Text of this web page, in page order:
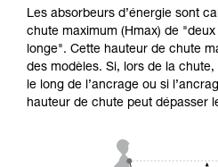
consulter. Vous devez
informations de la
pouvoir comprendre ce
d’informations.
Maîtriser ces
formation et un
de la reproduire en
Les absorbeurs d’énergie sont
chute maximum (Hmax) de
longe". Cette hauteur de chute
des modèles. Si, lors de la
le long de l’ancrage ou si
hauteur de chute peut dépasser